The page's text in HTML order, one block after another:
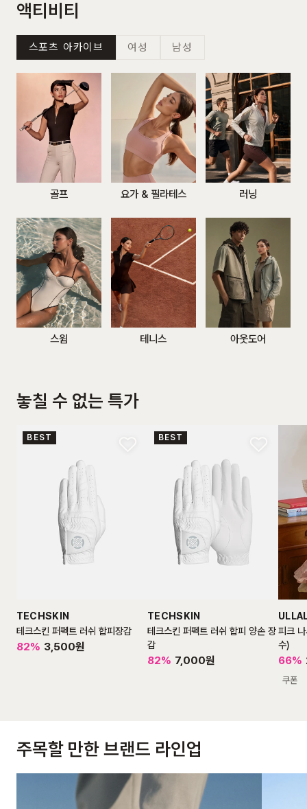
액티비티
스포츠 아카이브 여성 남성
골프 요가 & 필라테스 러닝
스윔 테니스 아웃도어
놓칠 수 없는 특가
BEST
TECHSKIN
테크스킨 퍼펙트 러쉬 합피장갑
82% 3,500원
BEST
TECHSKIN
테크스킨 퍼펙트 러쉬 합피 양손 장
갑
82% 7,000원
피크
수)
66%
쿠폰
주목할 만한 브랜드 라인업